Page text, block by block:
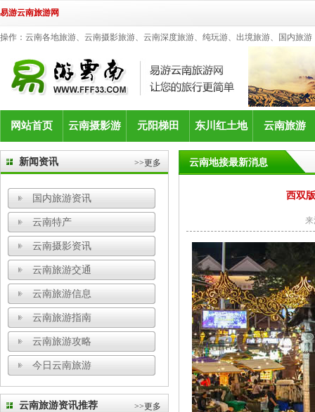
易游云南旅游网
操作：云南各地旅游、云南摄影旅游、云南深度旅游、纯玩游、出境旅游、国内旅
网站首页 云南摄影游 元阳梯田 东川红土地 云南旅游
新闻资讯 >>更多
国内旅游资讯
云南特产
云南摄影资讯
云南旅游交通
云南旅游信息
云南旅游指南
云南旅游攻略
今日云南旅游
云南旅游资讯推荐 >>更多
云南地接最新消息
西双